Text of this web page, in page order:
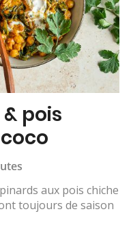
pois
aux pois chiche
toujours de saison